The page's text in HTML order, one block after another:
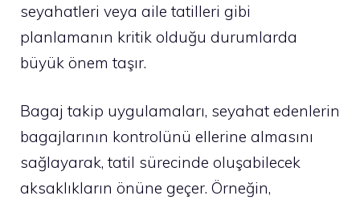
seyahatleri veya aile tatilleri gibi
planlamanın kritik olduğu durumlarda
büyük önem taşır.
Bagaj takip uygulamaları, seyahat edenlerin
bagajlarının kontrolünü ellerine almasını
sağlayarak, tatil sürecinde oluşabilecek
aksaklıkların önüne geçer. Örneğin,